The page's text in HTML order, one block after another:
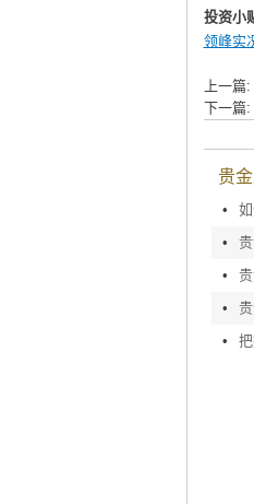
投资小
领峰实
上一篇:
下一篇:
贵
•
•
•
•
•